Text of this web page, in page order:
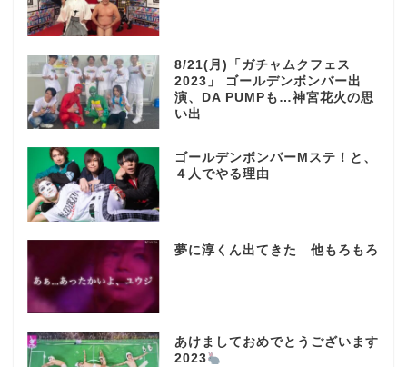
8/21(月)「ガチャムクフェス
2023」 ゴールデンボンバー出
演、DA PUMPも…神宮花火の思
い出
ゴールデンボンバーMステ！と、
４人でやる理由
夢に淳くん出てきた 他もろもろ
あけましておめでとうございます
2023